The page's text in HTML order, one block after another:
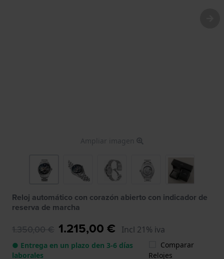
Ampliar imagen
Reloj automático con corazón abierto con indicador de
reserva de marcha
1.350,00 € 1.215,00 € Incl 21% iva
● Entrega en un plazo den 3-6 días
laborales
Comparar
Relojes